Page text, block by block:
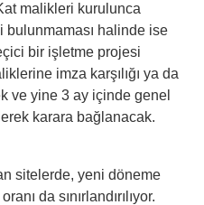
malikleri kurulunca
bulunmaması halinde ise
bir işletme projesi
imza karşılığı ya da
ve yine 3 ay içinde genel
karara bağlanacak.
sitelerde, yeni döneme
da sınırlandırılıyor.